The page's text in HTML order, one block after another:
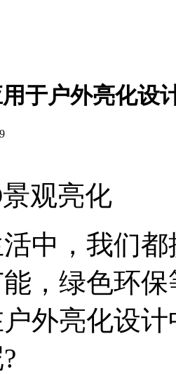
于户外亮化设
观亮化
中，我们
，绿色环
外亮化设